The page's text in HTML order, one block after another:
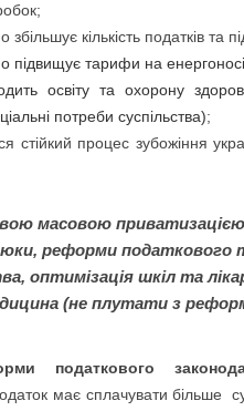
збільшує кількість податків та
підвищує тарифи на
освіту та охорону
потреби суспільства);
стійкий процес зубожіння
масовою
реформи податкового
оптимізація шкіл та
(не плутати з
податкового
має сплачувати більше